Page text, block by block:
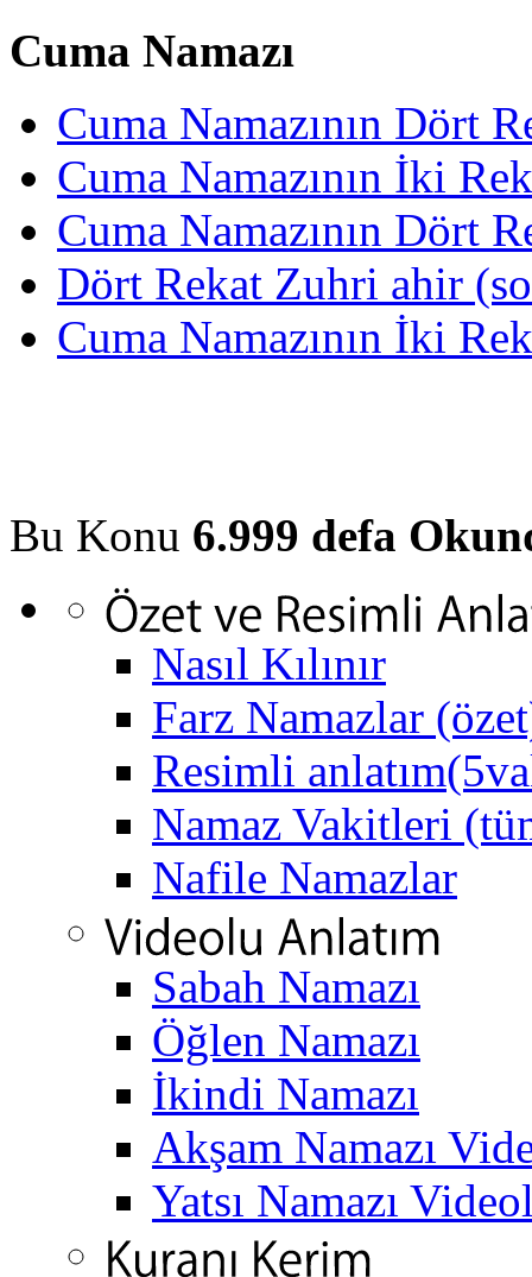
Cuma Namazı
Cuma Namazının Dört
Cuma Namazının İki
Cuma Namazının Dört
Dört Rekat Zuhri ahir
Cuma Namazının İki
Bu Konu 6.999 defa
Nasıl Kılınır
Farz Namazlar
Resimli
Namaz Vakitleri
Nafile Namazlar
Sabah Namazı
Öğlen Namazı
İkindi Namazı
Akşam Namazı
Yatsı Namazı